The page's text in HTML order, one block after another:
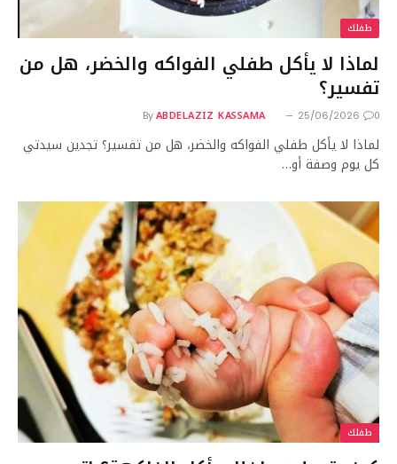
طفلك
لماذا لا يأكل طفلي الفواكه والخضر، هل من
تفسير؟
By ABDELAZIZ KASSAMA 25/06/2026 0
لماذا لا يأكل طفلي الفواكه والخضر، هل من تفسير؟ تجدين سيدتي
كل يوم وصفة أو…
طفلك